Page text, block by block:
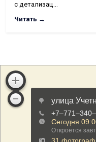
с детализац…
Читать →